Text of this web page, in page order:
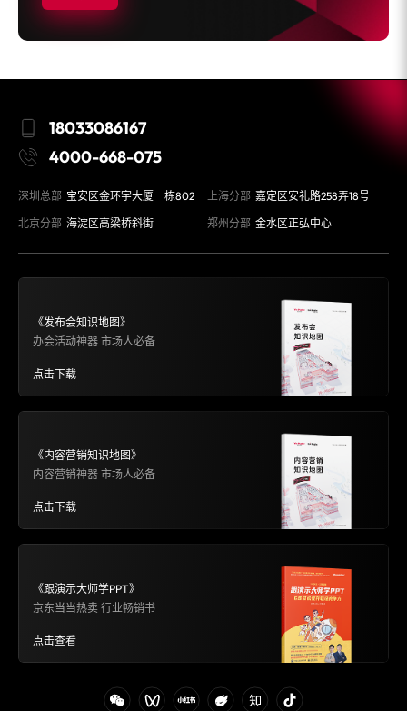
《发布会知识地图》
办会活动神器 市场人必备
点击下载
《内容营销知识地图》
内容营销神器 市场人必备
点击下载
《跟演示大师学PPT》
京东当当热卖 行业畅销书
点击查看
18033086167
4000-668-075
深圳总部 宝安区金环宇大厦一栋802 上海分部 嘉定区安礼路258弄18号
北京分部 海淀区高梁桥斜街 郑州分部 金水区正弘中心